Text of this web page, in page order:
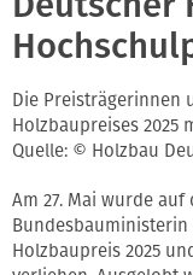
Die Preisträgerinnen
Holzbaupreises 2025
Quelle: © Holzbau
Am 27. Mai wurde auf
Bundesbauministerin
Holzbaupreis 2025